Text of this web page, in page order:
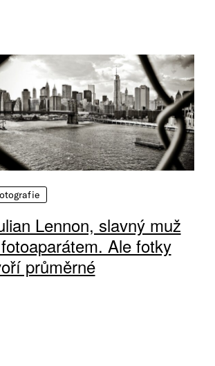
Lennon, slavný muž
Ale fotky
průměrné